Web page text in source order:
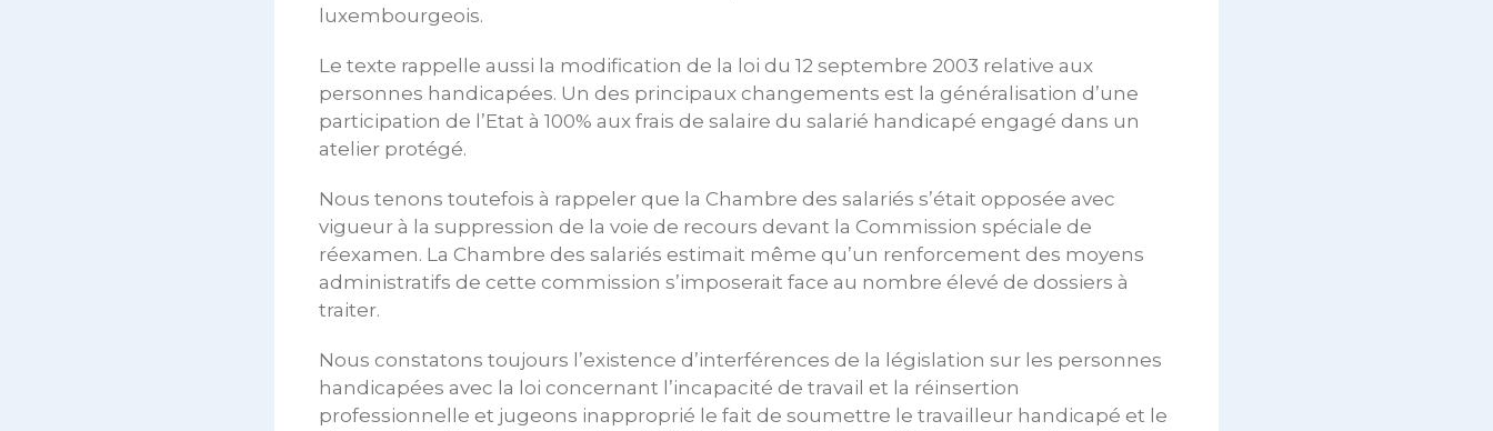
luxembourgeois.
Le texte rappelle aussi la modification de la loi du 12 septembre 2003 relative aux
personnes handicapées. Un des principaux changements est la généralisation d’une
participation de l’Etat à 100% aux frais de salaire du salarié handicapé engagé dans un
atelier protégé.
Nous tenons toutefois à rappeler que la Chambre des salariés s’était opposée avec
vigueur à la suppression de la voie de recours devant la Commission spéciale de
réexamen. La Chambre des salariés estimait même qu’un renforcement des moyens
administratifs de cette commission s’imposerait face au nombre élevé de dossiers à
traiter.
Nous constatons toujours l’existence d’interférences de la législation sur les personnes
handicapées avec la loi concernant l’incapacité de travail et la réinsertion
professionnelle et jugeons inapproprié le fait de soumettre le travailleur handicapé et le